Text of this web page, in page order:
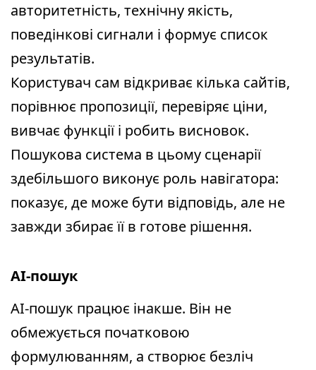
авторитетність, технічну якість,
поведінкові сигнали і формує список
результатів.
Користувач сам відкриває кілька сайтів,
порівнює пропозиції, перевіряє ціни,
вивчає функції і робить висновок.
Пошукова система в цьому сценарії
здебільшого виконує роль навігатора:
показує, де може бути відповідь, але не
завжди збирає її в готове рішення.
AI-пошук
AI-пошук працює інакше. Він не
обмежується початковою
формулюванням, а створює безліч